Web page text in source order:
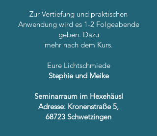
Zur Vertiefung und praktischen
Anwendung wird es 1-2 Folgeabende
geben. Dazu
mehr nach dem Kurs.
Eure Lichtschmiede
Stephie und Meike
Seminarraum im Hexehäusl
Adresse: Kronenstraße 5,
68723 Schwetzingen